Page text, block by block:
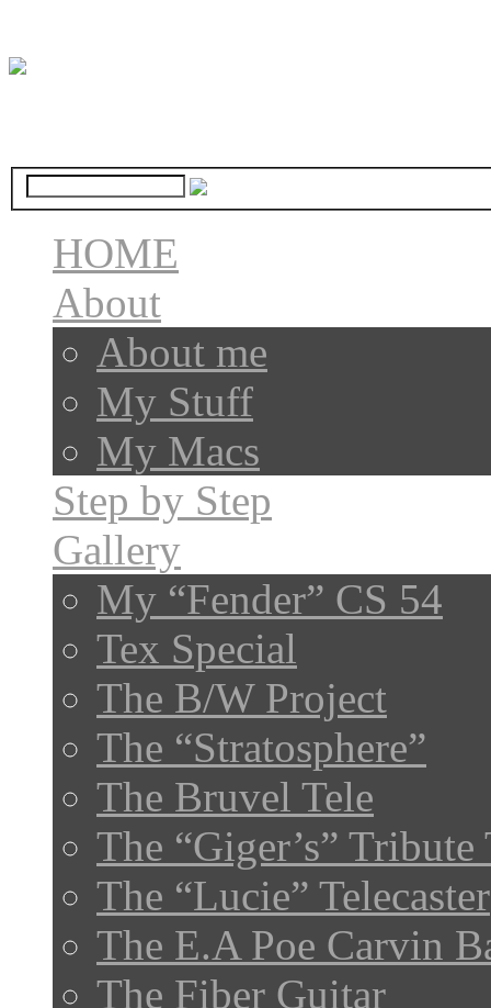
HOME
About
About me
My Stuff
My Macs
Step by Step
Gallery
My “Fender” CS 54
Tex Special
The B/W Project
The “Stratosphere”
The Bruvel Tele
The “Giger’s” Tribute
The “Lucie” Telecaster
The E.A Poe Carvin
The Fiber Guitar